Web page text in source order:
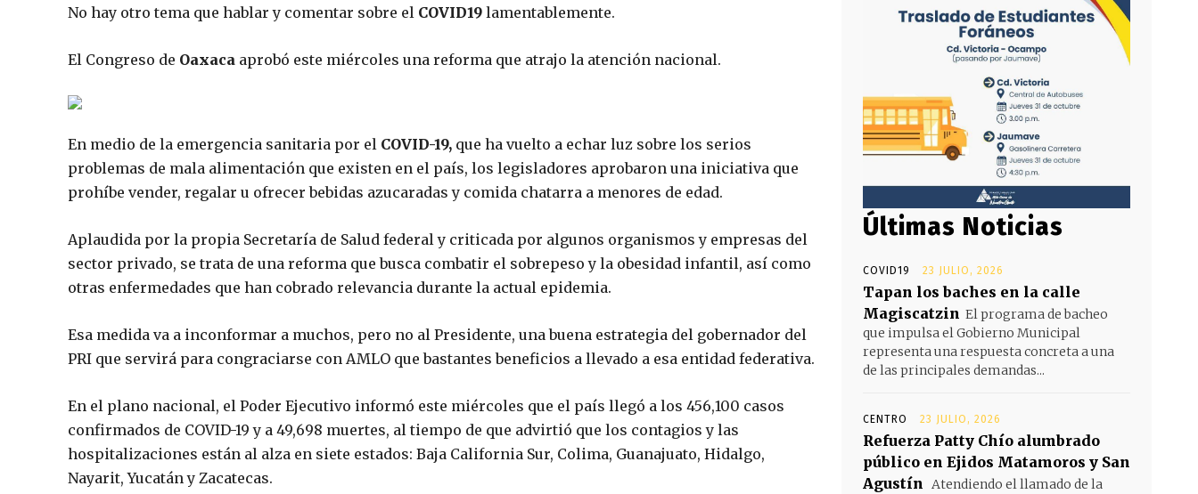
No hay otro tema que hablar y comentar sobre el COVID19 lamentablemente.
El Congreso de Oaxaca aprobó este miércoles una reforma que atrajo la atención nacional.
En medio de la emergencia sanitaria por el COVID-19, que ha vuelto a echar luz sobre los serios
problemas de mala alimentación que existen en el país, los legisladores aprobaron una iniciativa que
prohíbe vender, regalar u ofrecer bebidas azucaradas y comida chatarra a menores de edad.
Aplaudida por la propia Secretaría de Salud federal y criticada por algunos organismos y empresas del
sector privado, se trata de una reforma que busca combatir el sobrepeso y la obesidad infantil, así como
otras enfermedades que han cobrado relevancia durante la actual epidemia.
Esa medida va a inconformar a muchos, pero no al Presidente, una buena estrategia del gobernador del
PRI que servirá para congraciarse con AMLO que bastantes beneficios a llevado a esa entidad federativa.
En el plano nacional, el Poder Ejecutivo informó este miércoles que el país llegó a los 456,100 casos
confirmados de COVID-19 y a 49,698 muertes, al tiempo de que advirtió que los contagios y las
hospitalizaciones están al alza en siete estados: Baja California Sur, Colima, Guanajuato, Hidalgo,
Nayarit, Yucatán y Zacatecas.
Últimas Noticias
COVID19 23 JULIO, 2026
Tapan los baches en la calle
Magiscatzin El programa de bacheo
que impulsa el Gobierno Municipal
representa una respuesta concreta a una
de las principales demandas...
CENTRO 23 JULIO, 2026
Refuerza Patty Chío alumbrado
público en Ejidos Matamoros y San
Agustín Atendiendo el llamado de la